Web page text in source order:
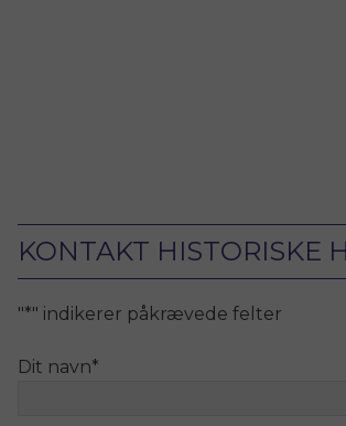
KONTAKT HISTORISKE
"*" indikerer påkrævede felter
Dit navn*